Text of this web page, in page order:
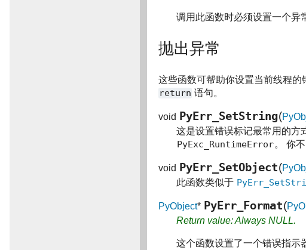
调用此函数时必须设置一个异
抛出异常
这些函数可帮助你设置当前线程
return 语句。
void PyErr_SetString(
这是设置错误标记最常用的方
PyExc_RuntimeError。 你
void PyErr_SetObject(
此函数类似于
PyObject* PyErr_Format(
Return value: Always NULL.
这个函数设置了一个错误指示